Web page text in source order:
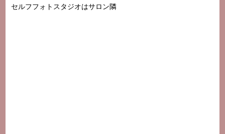
セルフフォトスタジオはサロン隣